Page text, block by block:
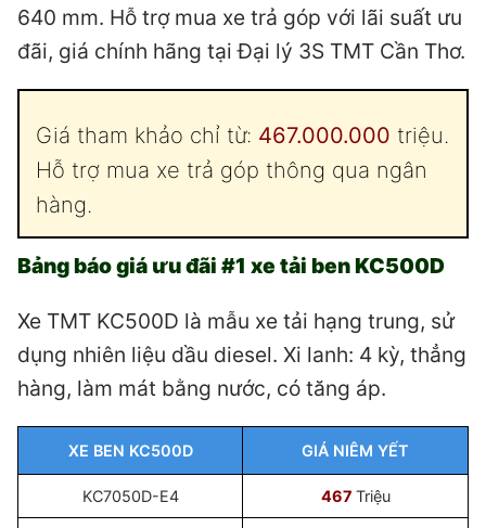
640 mm. Hỗ trợ mua xe trả góp với lãi suất ưu
đãi, giá chính hãng tại Đại lý 3S TMT Cần Thơ.
Giá tham khảo chỉ từ: 467.000.000 triệu.
Hỗ trợ mua xe trả góp thông qua ngân
hàng.
Bảng báo giá ưu đãi #1 xe tải ben KC500D
Xe TMT KC500D là mẫu xe tải hạng trung, sử
dụng nhiên liệu dầu diesel. Xi lanh: 4 kỳ, thẳng
hàng, làm mát bằng nước, có tăng áp.
XE BEN KC500D GIÁ NIÊM YẾT
KC7050D-E4 467 Triệu